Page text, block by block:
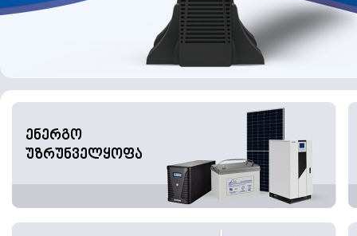
ენერგო
უზრუნველყოფა